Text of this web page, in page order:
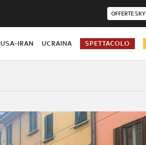
OFFERTE SKY
USA-IRAN UCRAINA SPETTACOLO